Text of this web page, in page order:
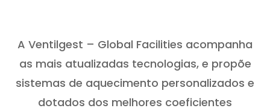
A Ventilgest – Global Facilities acompanha
as mais atualizadas tecnologias, e propõe
sistemas de aquecimento personalizados e
dotados dos melhores coeficientes